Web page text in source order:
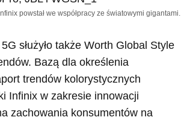
powstał we współpracy ze światowymi gigantami.
służyło także Worth Global Style
Bazą dla określenia
trendów kolorystycznych
Infinix w zakresie innowacji
zachowania konsumentów na